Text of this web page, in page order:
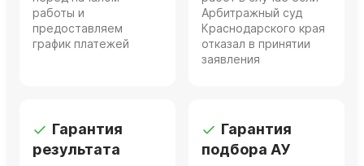
работы и
предоставляем
график платежей
Арбитражный суд
Краснодарского края
отказал в принятии
заявления
Гарантия
результата
Гарантия
подбора АУ